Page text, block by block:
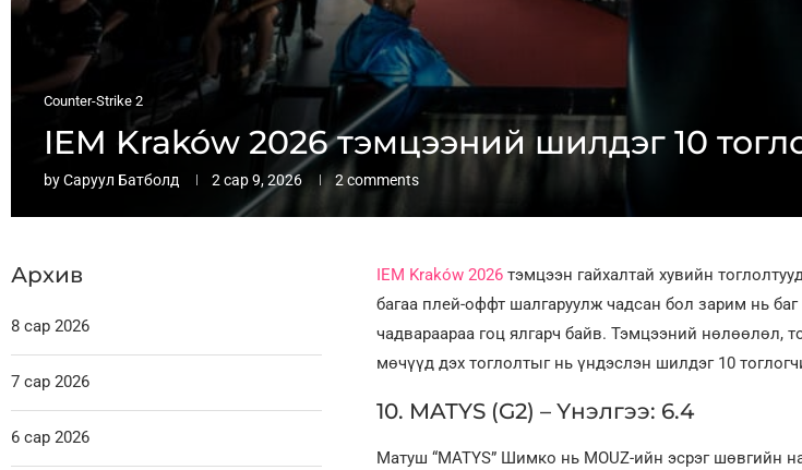
Counter-Strike 2
IEM Kraków 2026 тэмцээний шилдэг 10
byСаруул Батболд 2 сар 9, 2026 2 comments
IEM Kraków 2026тэмцээн гайхалтай хувийн
багаа плей-оффт шалгаруулж чадсан бол зарим нь баг
чадвараараа гоц ялгарч байв. Тэмцээний нөлөөлөл,
мөчүүд дэх тоглолтыг нь үндэслэн шилдэг 10
10. MATYS (G2) – Үнэлгээ: 6.4
Матуш “MATYS” Шимко нь MOUZ-ийн эсрэг шөвгийн
Архив
8 сар 2026
7 сар 2026
6 сар 2026